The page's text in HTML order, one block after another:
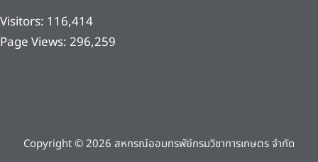
Visitors: 116,414
Page Views:296,259
Copyright © 2026 สหกรณ์ออมทรพัย์กรมวิชาการเกษตร จำกัด